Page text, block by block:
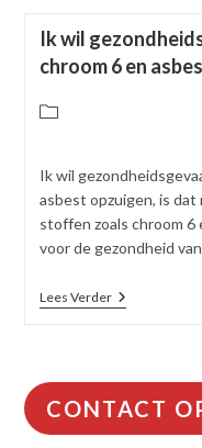
Ik
Nodig
Om
Ik wil
chroom 6 en
Berichtcategorie:
Ik wil
asbest opzuigen, is dat
stoffen zoals chroom 6
voor de gezondheid
Lees VerderIk
Wil
Chroom
6
En
Asbest
CONTACT